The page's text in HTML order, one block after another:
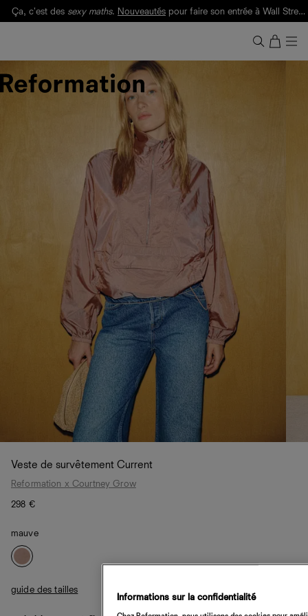
Ça, c'est des sexy maths. Nouveautés pour faire son entrée à Wall Street.
Veste de survêtement Current
Reformation x Courtney Grow
298 €
mauve
guide des tailles
Informations sur la confidentialité